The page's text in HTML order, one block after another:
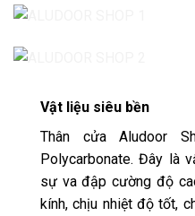
Vật liệu siêu bền
Thân cửa Aludoor
Polycarbonate. Đây là
sự va đập cường độ
kính, chịu nhiệt độ tốt,